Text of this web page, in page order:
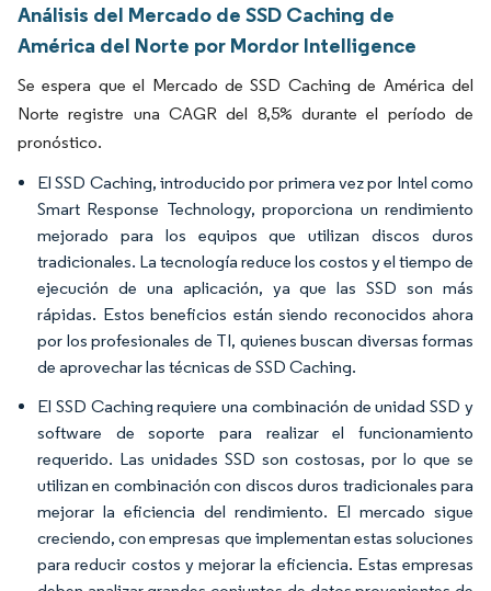
Análisis del Mercado de SSD Caching de
América del Norte por Mordor Intelligence
Se espera que el Mercado de SSD Caching de América del
Norte registre una CAGR del 8,5% durante el período de
pronóstico.
El SSD Caching, introducido por primera vez por Intel como
Smart Response Technology, proporciona un rendimiento
mejorado para los equipos que utilizan discos duros
tradicionales. La tecnología reduce los costos y el tiempo de
ejecución de una aplicación, ya que las SSD son más
rápidas. Estos beneficios están siendo reconocidos ahora
por los profesionales de TI, quienes buscan diversas formas
de aprovechar las técnicas de SSD Caching.
El SSD Caching requiere una combinación de unidad SSD y
software de soporte para realizar el funcionamiento
requerido. Las unidades SSD son costosas, por lo que se
utilizan en combinación con discos duros tradicionales para
mejorar la eficiencia del rendimiento. El mercado sigue
creciendo, con empresas que implementan estas soluciones
para reducir costos y mejorar la eficiencia. Estas empresas